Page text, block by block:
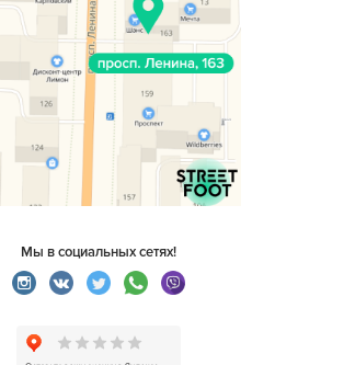
Мы в социальных сетях!